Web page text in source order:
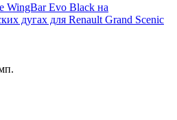
WingBar Evo Black на
дугах для Renault Grand Scenic